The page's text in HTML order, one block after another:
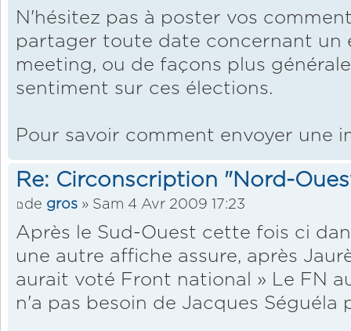
N'hésitez pas à poster vos
partager toute date concernant un
meeting, ou de façons plus
sentiment sur ces élections.
Pour savoir comment envoyer une
Re: Circonscription "Nord-
de gros » Sam 4 Avr 2009 17:23
Après le Sud-Ouest cette fois ci
une autre affiche assure, après
aurait voté Front national » Le FN
n'a pas besoin de Jacques Séguéla